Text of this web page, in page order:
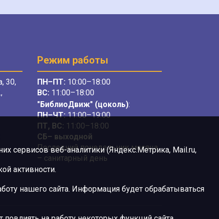
30,
Режим работы
ПН–ПТ: 10:00–18:00
ВС: 11:00–18:00
"БиблиоДвиж" (цоколь):
ПН–ЧТ:11:00–19:00
ПТ, ВС: 11:00–18:00
СБ– выходной
Последний понедельник месяца
– санитарный день
сервисов веб-аналитики (Яндекс.Метрика, Mail.ru,
активности.
нашего сайта. Информация будет обрабатываться